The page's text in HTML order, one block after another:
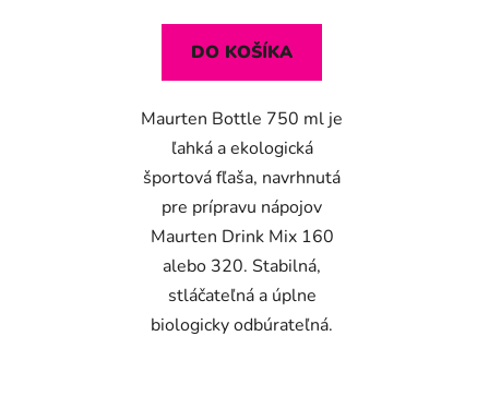
DO KOŠÍKA
Maurten Bottle 750 ml je
ľahká a ekologická
športová fľaša, navrhnutá
pre prípravu nápojov
Maurten Drink Mix 160
alebo 320. Stabilná,
stláčateľná a úplne
biologicky odbúrateľná.